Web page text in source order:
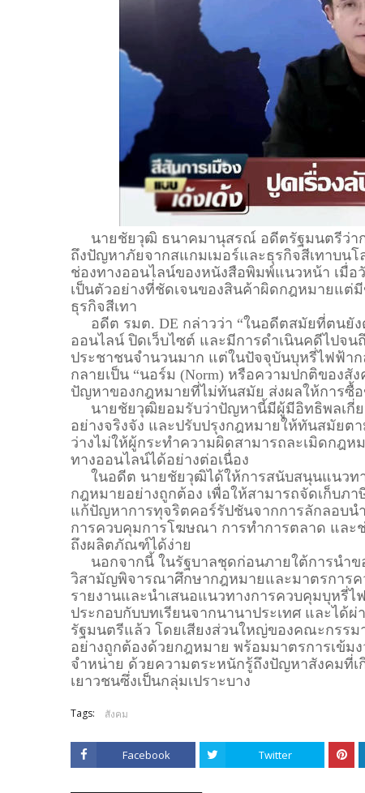
นายชัยวุฒิ ธนาคมานุสรณ์ อดีตรัฐมนตรีว่ากา
ถึงปัญหาภัยจากสแกมเมอร์และธุรกิจสีเทาบนโ
ช่องทางออนไลน์ของหนังสือพิมพ์แนวหน้า เมื่อ
เป็นตัวอย่างที่ชัดเจนของสินค้าผิดกฎหมายแต่
ธุรกิจสีเทา
อดีต รมต. DE กล่าวว่า “ในอดีตสมัยที่ตนยั
ออนไลน์ ปิดเว็บไซต์ และมีการดำเนินคดีไปจ
ประชาชนจำนวนมาก แต่ในปัจจุบันบุหรี่ไฟฟ้า
กลายเป็น “นอร์ม (Norm) หรือความปกติของสั
ปัญหาของกฎหมายที่ไม่ทันสมัย ส่งผลให้การซื้อ
นายชัยวุฒิยอมรับว่าปัญหานี้มีผู้มีอิทธิพลเกี่ย
อย่างจริงจัง และปรับปรุงกฎหมายให้ทันสมัย
ว่างไม่ให้ผู้กระทำความผิดสามารถละเมิดกฎ
ทางออนไลน์ได้อย่างต่อเนื่อง
ในอดีต นายชัยวุฒิได้ให้การสนับสนุนแนวทา
กฎหมายอย่างถูกต้อง เพื่อให้สามารถจัดเก็บภา
แก้ปัญหาการทุจริตคอร์รัปชันจากการลักลอบน
การควบคุมการโฆษณา การทำการตลาด และช่
ถึงผลิตภัณฑ์ได้ง่าย
นอกจากนี้ ในรัฐบาลชุดก่อนภายใต้การนำข
วิสามัญพิจารณาศึกษากฎหมายและมาตรการ
รายงานและนำเสนอแนวทางการควบคุมบุหรี่ไ
ประกอบกับบทเรียนจากนานาประเทศ และได้
รัฐมนตรีแล้ว โดยเสียงส่วนใหญ่ของคณะกร
อย่างถูกต้องด้วยกฎหมาย พร้อมมาตรการเข้
จำหน่าย ด้วยความตระหนักรู้ถึงปัญหาสังคมที่เ
เยาวชนซึ่งเป็นกลุ่มเปราะบาง
Tags: สังคม
Facebook Twitter